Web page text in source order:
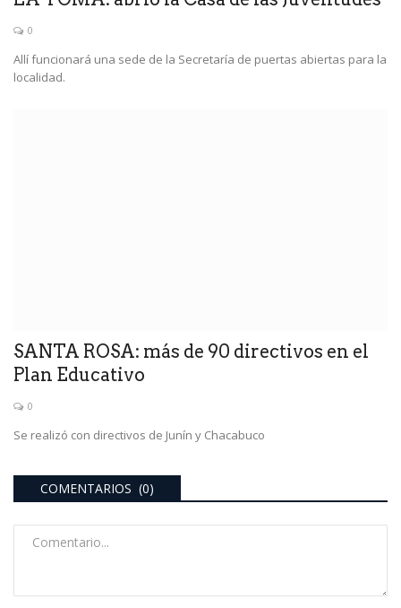
0
Allí funcionará una sede de la Secretaría de puertas abiertas para la
localidad.
SANTA ROSA: más de 90 directivos en el
Plan Educativo
0
Se realizó con directivos de Junín y Chacabuco
COMENTARIOS (0)